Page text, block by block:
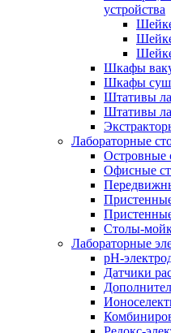
устройства
Шкафы
Шкафы
Штативы
Штативы
Лабораторные
Островные
Офисные
Столы-
Лабораторные
pH-
Датчики